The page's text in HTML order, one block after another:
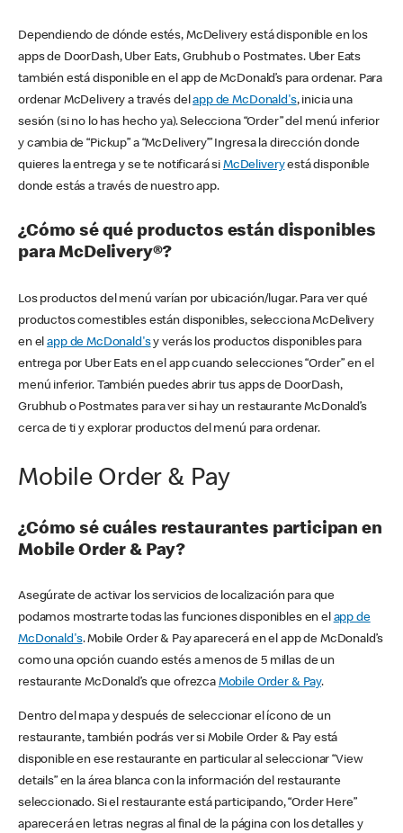
Dependiendo de dónde estés, McDelivery está disponible en los
apps de DoorDash, Uber Eats, Grubhub o Postmates. Uber Eats
también está disponible en el app de McDonald’s para ordenar. Para
ordenar McDelivery a través delapp de McDonald's, inicia una
sesión (si no lo has hecho ya). Selecciona “Order” del menú inferior
y cambia de “Pickup” a “McDelivery’” Ingresa la dirección donde
quieres la entrega y se te notificará si McDeliveryestá disponible
donde estás a través de nuestro app.
¿Cómo sé qué productos están disponibles
para McDelivery®?
Los productos del menú varían por ubicación/lugar. Para ver qué
productos comestibles están disponibles, selecciona McDelivery
en elapp de McDonald'sy verás los productos disponibles para
entrega por Uber Eats en el app cuando selecciones “Order” en el
menú inferior. También puedes abrir tus apps de DoorDash,
Grubhub o Postmates para ver si hay un restaurante McDonald’s
cerca de ti y explorar productos del menú para ordenar.
Mobile Order & Pay
¿Cómo sé cuáles restaurantes participan en
Mobile Order & Pay?
Asegúrate de activar los servicios de localización para que
podamos mostrarte todas las funciones disponibles en el app de
McDonald's. Mobile Order & Pay aparecerá en el app de McDonald’s
como una opción cuando estés a menos de 5 millas de un
restaurante McDonald’s que ofrezca Mobile Order & Pay.
Dentro del mapa y después de seleccionar el ícono de un
restaurante, también podrás ver si Mobile Order & Pay está
disponible en ese restaurante en particular al seleccionar “View
details” en la área blanca con la información del restaurante
seleccionado. Si el restaurante está participando, “Order Here”
aparecerá en letras negras al final de la página con los detalles y